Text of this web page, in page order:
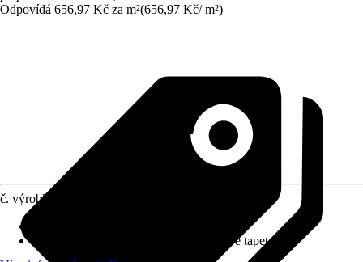
Odpovídá 656,97 Kč za m²(656,97 Kč/ m²)
č. výrobku
Lepidlo na vliesové tapety